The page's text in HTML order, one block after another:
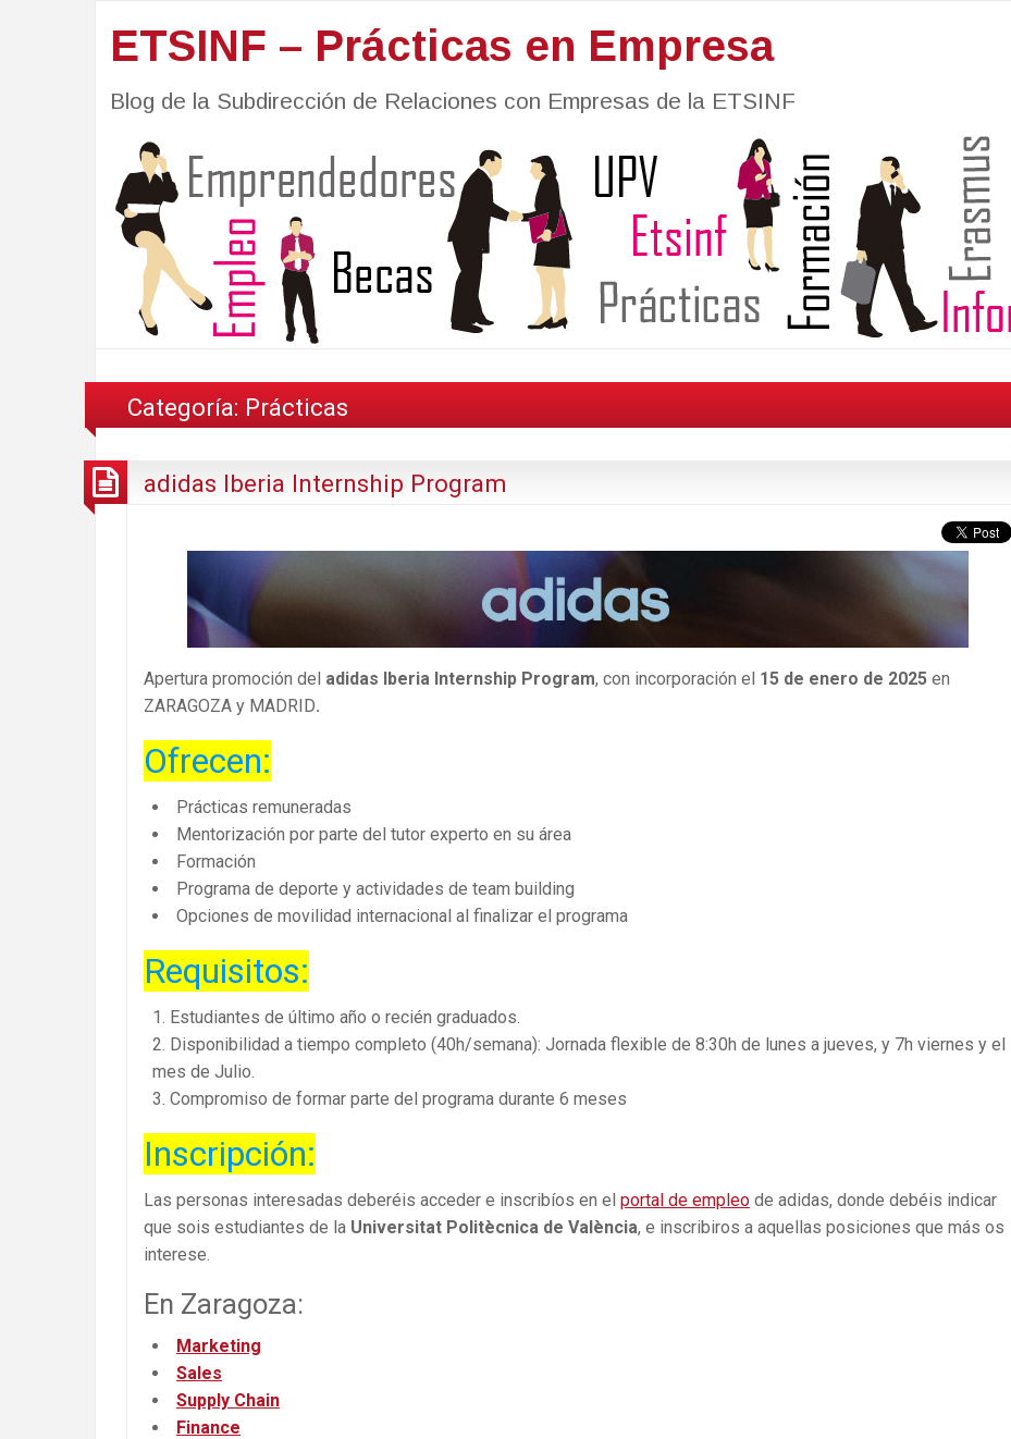
ETSINF – Prácticas en Empresa
Blog de la Subdirección de Relaciones con Empresas de la ETSINF
Categoría: Prácticas
adidas Iberia Internship Program
Apertura promoción del adidas Iberia Internship Program, con incorporación el 15 de enero de 2025 en
ZARAGOZA y MADRID.
Ofrecen:
Prácticas remuneradas
Mentorización por parte del tutor experto en su área
Formación
Programa de deporte y actividades de team building
Opciones de movilidad internacional al finalizar el programa
Requisitos:
Estudiantes de último año o recién graduados.
Disponibilidad a tiempo completo (40h/semana): Jornada flexible de 8:30h de lunes a jueves, y 7h viernes y el
mes de Julio.
Compromiso de formar parte del programa durante 6 meses
Inscripción:
Las personas interesadas deberéis acceder e inscribíos en el portal de empleo de adidas, donde debéis indicar
que sois estudiantes de la Universitat Politècnica de València, e inscribiros a aquellas posiciones que más os
interese.
En Zaragoza:
Marketing
Sales
Supply Chain
Finance